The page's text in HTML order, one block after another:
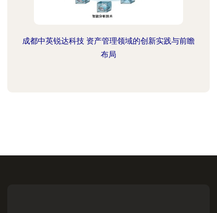
成都中英锐达科技 资产管理领域的创新实践与前瞻
布局